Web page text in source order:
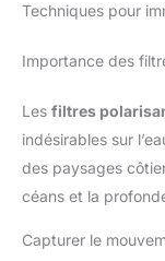
Techniques pour
Importance des
Les filtres
indésirables sur
des paysages
céans et la
Capturer le